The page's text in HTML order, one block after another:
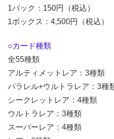
1パック：150円（税込）
1ボックス：4,500円（税込）
○カード種類
全55種類
アルティメットレア：3種類
パラレル+ウルトラレア：3種
シークレットレア：4種類
ウルトラレア：3種類
スーパーレア：4種類